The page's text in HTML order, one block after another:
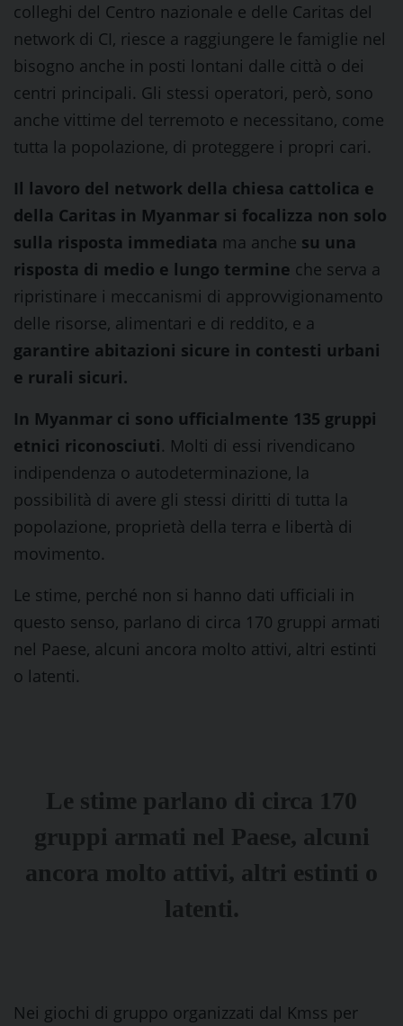
colleghi del Centro nazionale e delle Caritas del
network di CI, riesce a raggiungere le famiglie nel
bisogno anche in posti lontani dalle città o dei
centri principali. Gli stessi operatori, però, sono
anche vittime del terremoto e necessitano, come
tutta la popolazione, di proteggere i propri cari.
Il lavoro del network della chiesa cattolica e
della Caritas in Myanmar si focalizza non solo
sulla risposta immediata ma anche su una
risposta di medio e lungo termine che serva a
ripristinare i meccanismi di approvvigionamento
delle risorse, alimentari e di reddito, e a
garantire abitazioni sicure in contesti urbani
e rurali sicuri.
In Myanmar ci sono ufficialmente 135 gruppi
etnici riconosciuti. Molti di essi rivendicano
indipendenza o autodeterminazione, la
possibilità di avere gli stessi diritti di tutta la
popolazione, proprietà della terra e libertà di
movimento.
Le stime, perché non si hanno dati ufficiali in
questo senso, parlano di circa 170 gruppi armati
nel Paese, alcuni ancora molto attivi, altri estinti
o latenti.
Le stime parlano di circa 170
gruppi armati nel Paese, alcuni
ancora molto attivi, altri estinti o
latenti.
Nei giochi di gruppo organizzati dal Kmss per